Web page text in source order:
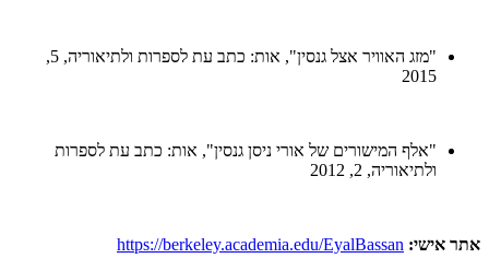
"מזג האוויר אצל גנסין", אות: כתב עת לספרות ולתיאוריה, 5,
2015
"אלף המישורים של אורי ניסן גנסין", אות: כתב עת לספרות
ולתיאוריה, 2, 2012
אתר אישי: https://berkeley.academia.edu/EyalBassan